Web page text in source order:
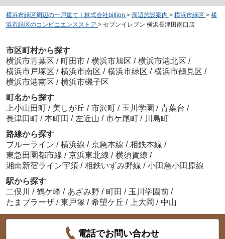
横浜市緑区周辺の一戸建て｜株式会社billion > 周辺施設案内 > 横浜市緑区 > 横
浜市緑区のコンビニエンスストア > セブンイレブン 横浜長津田南口店
市区町村から探す
横浜市青葉区 / 町田市 / 横浜市旭区 / 横浜市港北区 /
横浜市戸塚区 / 横浜市南区 / 横浜市緑区 / 横浜市鶴見区 /
横浜市港南区 / 横浜市磯子区
町名から探す
上小山田町 / 美しが丘 / 市沢町 / 玉川学園 / 青葉台 /
長津田町 / 本町田 / 左近山 / 市ケ尾町 / 川島町
路線から探す
ブルーライン / 横浜線 / 京急本線 / 相鉄本線 /
東急田園都市線 / 京浜東北線 / 横須賀線 /
湘南新宿ライン宇須 / 相鉄いずみ野線 / 小田急小田原線
駅から探す
二俣川
/ 鶴ケ峰 / あざみ野 / 町田 / 玉川学園前 /
たまプラーザ / 東戸塚 / 希望ケ丘 / 上大岡 / 中山
電話でお問い合わせ